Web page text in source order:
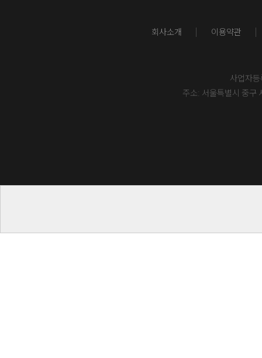
회사소개 이용약관
사업자
주소: 서울특별시 중구